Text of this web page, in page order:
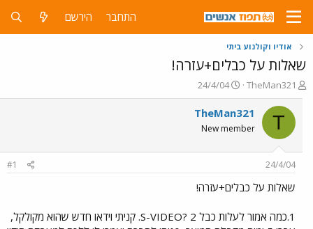
התחבר הירשם
אודיו וקולנוע ביתי
שאלות על כבלים+עזרה!
פ
ו
ת
ח
ה
ש
א
TheMan321
פ
ו
ר
ם
ר
ך
24/4/04
T
TheMan321
New member
24/4/04
#1
שאלות על כבלים+עזרה!
1.כמה אמור לעלות כבל S-VIDEO? 2. קניתי וידאו חדש שהוא מקולקל,